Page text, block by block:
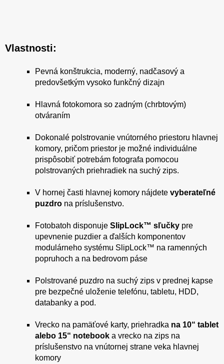
Vlastnosti:
Pevná konštrukcia, moderný, nadčasový a
predovšetkým vysoko funkčný dizajn
Hlavná fotokomora so zadným (chrbtovým)
otváraním
Dokonalé polstrovanie vnútorného priestoru hlavnej
komory, pričom priestor je možné individuálne
prispôsobiť potrebám fotografa pomocou
polstrovaných priehradiek na suchý zips.
V hornej časti hlavnej komory nájdete vyberateľné
puzdro na príslušenstvo.
Fotobatoh disponuje SlipLock™ sľučky pre
upevnenie puzdier a ďalších komponentov
modulárneho systému SlipLock™ na ramenných
popruhoch a na bedrovom páse
Polstrované puzdro na suchý zips v prednej kapse
pre bezpečné uloženie telefónu, tabletu, HDD,
databanky a pod.
Vrecko na pamäťové karty, priehradka na 10“ tablet
alebo 15“ notebook a vrecko na zips na
príslušenstvo na vnútornej strane veka hlavnej
komory